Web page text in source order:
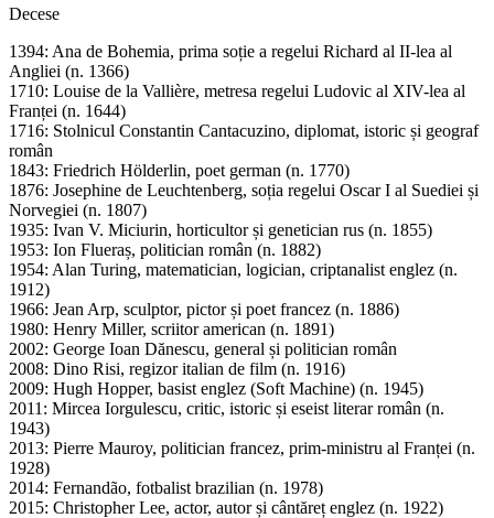
Decese
1394: Ana de Bohemia, prima soție a regelui Richard al II-lea al
Angliei (n. 1366)
1710: Louise de la Vallière, metresa regelui Ludovic al XIV-lea al
Franței (n. 1644)
1716: Stolnicul Constantin Cantacuzino, diplomat, istoric și geograf
român
1843: Friedrich Hölderlin, poet german (n. 1770)
1876: Josephine de Leuchtenberg, soția regelui Oscar I al Suediei și
Norvegiei (n. 1807)
1935: Ivan V. Miciurin, horticultor și genetician rus (n. 1855)
1953: Ion Flueraș, politician român (n. 1882)
1954: Alan Turing, matematician, logician, criptanalist englez (n.
1912)
1966: Jean Arp, sculptor, pictor și poet francez (n. 1886)
1980: Henry Miller, scriitor american (n. 1891)
2002: George Ioan Dănescu, general și politician român
2008: Dino Risi, regizor italian de film (n. 1916)
2009: Hugh Hopper, basist englez (Soft Machine) (n. 1945)
2011: Mircea Iorgulescu, critic, istoric și eseist literar român (n.
1943)
2013: Pierre Mauroy, politician francez, prim-ministru al Franței (n.
1928)
2014: Fernandão, fotbalist brazilian (n. 1978)
2015: Christopher Lee, actor, autor și cântăreț englez (n. 1922)